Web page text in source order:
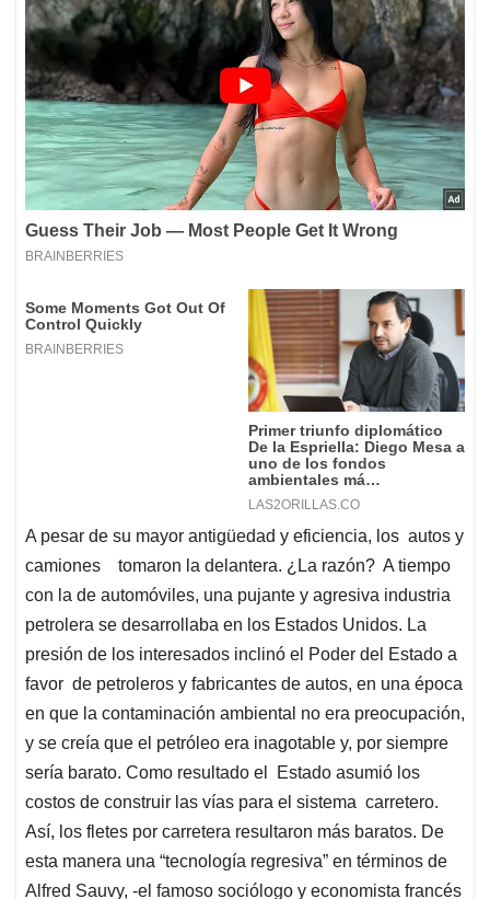
A pesar de su mayor antigüedad y eficiencia, los autos y
camiones tomaron la delantera. ¿La razón? A tiempo
con la de automóviles, una pujante y agresiva industria
petrolera se desarrollaba en los Estados Unidos. La
presión de los interesados inclinó el Poder del Estado a
favor de petroleros y fabricantes de autos, en una época
en que la contaminación ambiental no era preocupación,
y se creía que el petróleo era inagotable y, por siempre
sería barato. Como resultado el Estado asumió los
costos de construir las vías para el sistema carretero.
Así, los fletes por carretera resultaron más baratos. De
esta manera una “tecnología regresiva” en términos de
Alfred Sauvy, -el famoso sociólogo y economista francés